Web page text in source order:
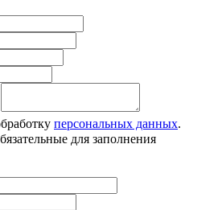
персональных данных.
для заполнения